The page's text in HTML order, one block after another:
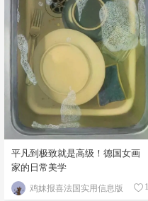
平凡到极致就是高级！德国女画
家的日常美学
鸡妹报喜法国实用信息版 1